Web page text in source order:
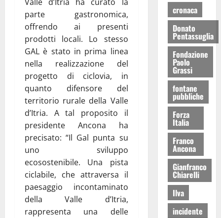
parte gastronomica,
offrendo ai presenti
prodotti locali. Lo stesso
GAL è stato in prima linea
nella realizzazione del
progetto di ciclovia, in
quanto difensore del
territorio rurale della Valle
d’Itria. A tal proposito il
presidente Ancona ha
precisato: “Il Gal punta su
uno sviluppo
ecosostenibile. Una pista
ciclabile, che attraversa il
paesaggio incontaminato
della Valle d’Itria,
rappresenta una delle
cronaca
Donato
Pentassuglia
Fondazione
Paolo
Grassi
fontane
pubbliche
Forza
Italia
Franco
Ancona
Gianfranco
Chiarelli
Ilva
incidente